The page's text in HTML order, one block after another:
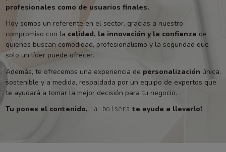
profesionales como de usuarios finales.
Hoy somos un referente en el sector, gracias a nuestro
compromiso con la calidad, la innovación y la confianza de
quienes buscan comodidad, profesionalismo y la seguridad que
solo un líder puede ofrecer.
Además, te ofrecemos una experiencia de personalización única,
sostenible y a medida, respaldada por un equipo de expertos que
te ayudará a tomar la mejor decisión para tu negocio.
Tu pones el contenido, La bolsera te ayuda a llevarlo!